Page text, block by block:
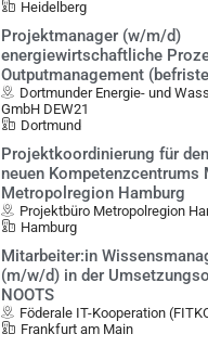
Heidelberg
Projektmanager (w/m/d)
energiewirtschaftliche
Outputmanagement
Dortmunder Energie- und
GmbH DEW21
Dortmund
Projektkoordinierung für
neuen
Metropolregion Hamburg
Projektbüro Metropolregion
Hamburg
Mitarbeiter:in
(m/w/d) in der
NOOTS
Föderale IT-Kooperation
Frankfurt am Main